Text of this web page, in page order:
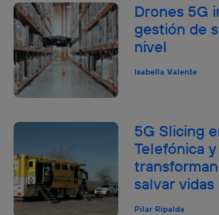
Drones 5G
gestión de
nivel
Isabella Valente
5G Slicing
Telefónica y
salvar vidas
Pilar Ripalda